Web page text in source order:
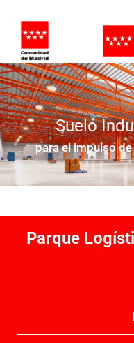
Suelo
para el impulso
Parque